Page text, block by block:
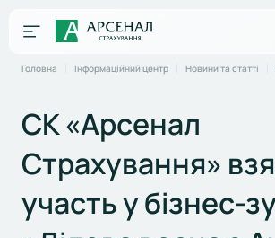
Головна Інформаційний центр Новини та статті
СК «Арсенал
Страхування»
участь у бізнес-